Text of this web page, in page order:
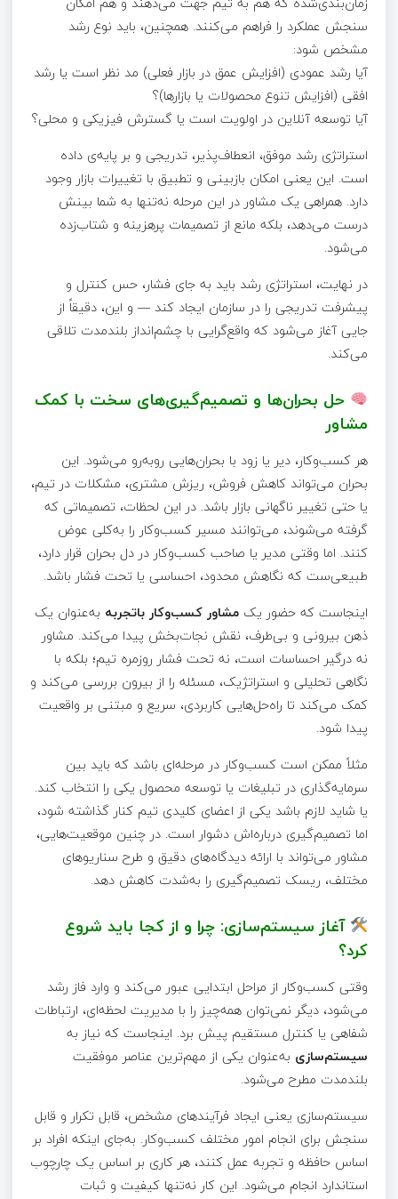
سنجش عملکرد را فراهم می‌کنند. همچنین، باید نوع رشد
مشخص شود:
آیا رشد عمودی (افزایش عمق در بازار فعلی) مد نظر است یا رشد
افقی (افزایش تنوع محصولات یا بازارها)؟
آیا توسعه آنلاین در اولویت است یا گسترش فیزیکی و محلی؟
استراتژی رشد موفق، انعطاف‌پذیر، تدریجی و بر پایه‌ی داده
است. این یعنی امکان بازبینی و تطبیق با تغییرات بازار وجود
دارد. همراهی یک مشاور در این مرحله نه‌تنها به شما بینش
درست می‌دهد، بلکه مانع از تصمیمات پرهزینه و شتاب‌زده
می‌شود.
در نهایت، استراتژی رشد باید به جای فشار، حس کنترل و
پیشرفت تدریجی را در سازمان ایجاد کند — و این، دقیقاً از
جایی آغاز می‌شود که واقع‌گرایی با چشم‌انداز بلندمدت تلاقی
می‌کند.
حل بحران‌ها و تصمیم‌گیری‌های سخت با کمک
مشاور
هر کسب‌وکار، دیر یا زود با بحران‌هایی روبه‌رو می‌شود. این
بحران می‌تواند کاهش فروش، ریزش مشتری، مشکلات در تیم،
یا حتی تغییر ناگهانی بازار باشد. در این لحظات، تصمیماتی که
گرفته می‌شوند، می‌توانند مسیر کسب‌وکار را به‌کلی عوض
کنند. اما وقتی مدیر یا صاحب کسب‌وکار در دل بحران قرار دارد،
طبیعی‌ست که نگاهش محدود، احساسی یا تحت فشار باشد.
اینجاست که حضور یک مشاور کسب‌وکار باتجربه به‌عنوان یک
ذهن بیرونی و بی‌طرف، نقش نجات‌بخش پیدا می‌کند. مشاور
نه درگیر احساسات است، نه تحت فشار روزمره تیم؛ بلکه با
نگاهی تحلیلی و استراتژیک، مسئله را از بیرون بررسی می‌کند و
کمک می‌کند تا راه‌حل‌هایی کاربردی، سریع و مبتنی بر واقعیت
پیدا شود.
مثلاً ممکن است کسب‌وکار در مرحله‌ای باشد که باید بین
سرمایه‌گذاری در تبلیغات یا توسعه محصول یکی را انتخاب کند.
یا شاید لازم باشد یکی از اعضای کلیدی تیم کنار گذاشته شود،
اما تصمیم‌گیری درباره‌اش دشوار است. در چنین موقعیت‌هایی،
مشاور می‌تواند با ارائه دیدگاه‌های دقیق و طرح سناریوهای
مختلف، ریسک تصمیم‌گیری را به‌شدت کاهش دهد.
آغاز سیستم‌سازی: چرا و از کجا باید شروع
کرد؟
وقتی کسب‌وکار از مراحل ابتدایی عبور می‌کند و وارد فاز رشد
می‌شود، دیگر نمی‌توان همه‌چیز را با مدیریت لحظه‌ای، ارتباطات
شفاهی یا کنترل مستقیم پیش برد. اینجاست که نیاز به
سیستم‌سازی به‌عنوان یکی از مهم‌ترین عناصر موفقیت
بلندمدت مطرح می‌شود.
سیستم‌سازی یعنی ایجاد فرآیندهای مشخص، قابل تکرار و قابل
سنجش برای انجام امور مختلف کسب‌وکار. به‌جای اینکه افراد بر
اساس حافظه و تجربه عمل کنند، هر کاری بر اساس یک چارچوب
استاندارد انجام می‌شود. این کار نه‌تنها کیفیت و ثبات